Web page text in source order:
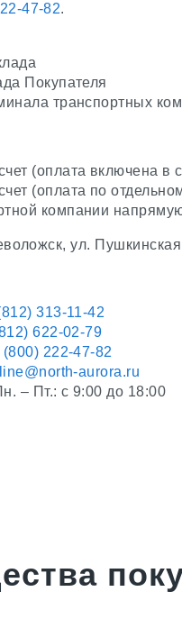
47-82.
Покупателя
транспортных
(оплата включена в
(оплата по
компании
ул.
313-11-42
622-02-79
(800) 222-47-82
aurora.ru
– Пт.: с 9:00 до 18:00